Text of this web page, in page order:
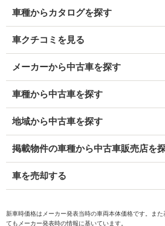
車種からカタログを探す
車クチコミを見る
メーカーから中古車を探す
車種から中古車を探す
地域から中古車を探す
掲載物件の車種から中古車販売店を
車を売却する
新車時価格はメーカー発表当時の車両本体価格です。ま
てもメーカー発表時の情報に基いています。